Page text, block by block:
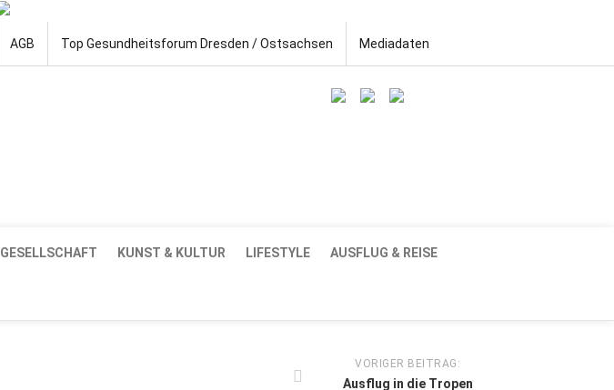
AGB Top Gesundheitsforum Dresden / Ostsachsen Mediadaten
GESELLSCHAFT KUNST & KULTUR LIFESTYLE AUSFLUG & REISE
VORIGER BEITRAG:
Ausflug in die Tropen